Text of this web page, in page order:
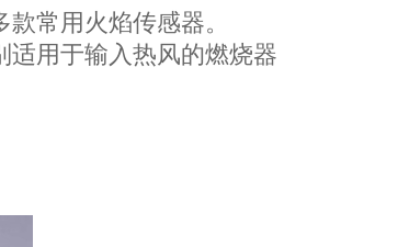
常用火焰传感器。
适用于输入热风的燃烧器